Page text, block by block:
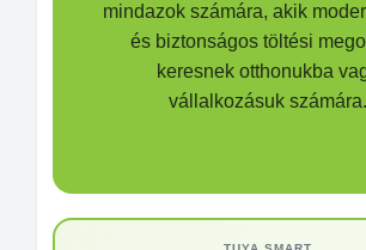
mindazok számára, akik
és biztonságos töltési
keresnek otthonukba
vállalkozásuk számára.